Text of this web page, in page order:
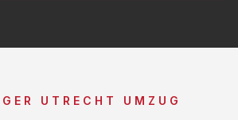
UTRECHT UMZUG